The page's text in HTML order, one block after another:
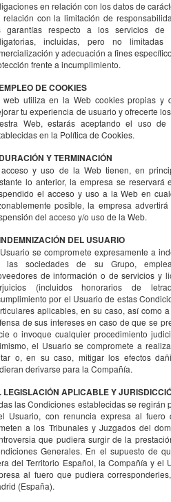
en relación con los datos de
relación con la limitación de
garantías respecto a los servicios de
incluidas, pero no
y adecuación a fines
frente a incumplimiento.
DE COOKIES
web utiliza en la Web cookies propias y
tu experiencia de usuario y ofrecerte
Web, estarás aceptando el uso
en la Política de Cookies.
Y TERMINACIÓN
y uso de la Web tienen, en
lo anterior, la empresa se
el acceso y uso a la Web en
posible, la empresa
del acceso y/o uso de la Web.
DEL USUARIO
se compromete expresamente a
las sociedades de su Grupo,
de información o de servicios y
(incluidos honorarios de
por el Usuario de estas
aplicables, en su caso, así como
de sus intereses en caso de que se
o invoque cualquier procedimiento
el Usuario se compromete a
o, en su caso, mitigar los efectos
derivarse para la Compañía.
LEGISLACIÓN APLICABLE Y
las Condiciones establecidas se regirán
Usuario, con renuncia expresa al fuero
a los Tribunales y Juzgados del
que pudiera surgir de la
Generales. En el supuesto de
del Territorio Español, la Compañía y el
al fuero que pudiera
(España).